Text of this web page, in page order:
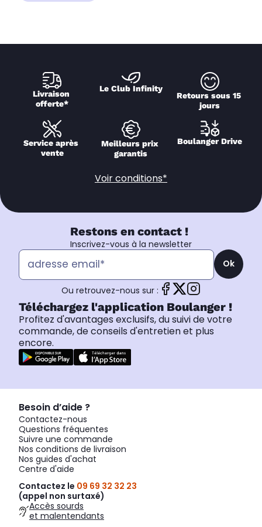
Livraison
offerte*
Le Club Infinity
Retours sous 15
jours
Service après
vente
Meilleurs prix
garantis
Boulanger Drive
Voir conditions*
Restons en contact !
Inscrivez-vous à la newsletter
Ok
Ou retrouvez-nous sur :
Téléchargez l'application Boulanger !
Profitez d'avantages exclusifs, du suivi de votre
commande, de conseils d'entretien et plus
encore.
Besoin d’aide ?
Contactez-nous
Questions fréquentes
Suivre une commande
Nos conditions de livraison
Nos guides d'achat
Centre d'aide
Contactez le 09 69 32 32 23
(appel non surtaxé)
Accès sourds
et malentendants